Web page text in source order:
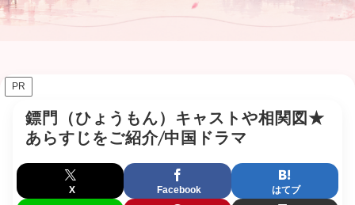
PR
鏢門（ひょうもん）キャストや相関図★
あらすじをご紹介/中国ドラマ
X Facebook はてブ